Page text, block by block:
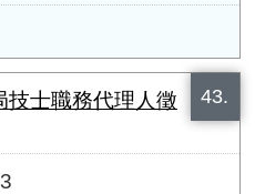
43.
技士職務代理人徵